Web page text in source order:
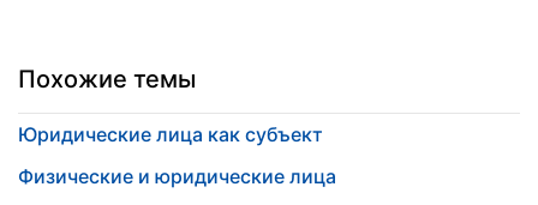
Похожие темы
Юридические лица как субъект
Физические и юридические лица